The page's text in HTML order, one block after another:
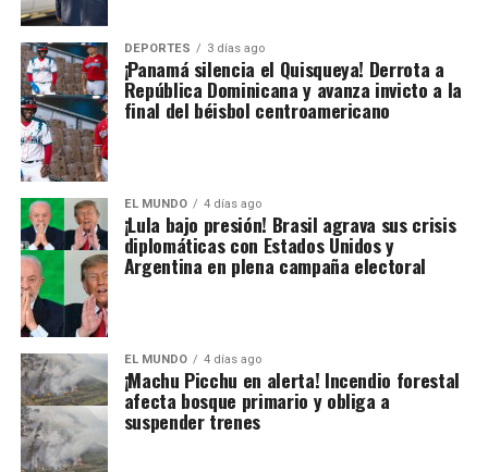
DEPORTES 3 días ago
¡Panamá silencia el Quisqueya! Derrota a
República Dominicana y avanza invicto a la
final del béisbol centroamericano
EL MUNDO 4 días ago
¡Lula bajo presión! Brasil agrava sus crisis
diplomáticas con Estados Unidos y
Argentina en plena campaña electoral
EL MUNDO 4 días ago
¡Machu Picchu en alerta! Incendio forestal
afecta bosque primario y obliga a
suspender trenes